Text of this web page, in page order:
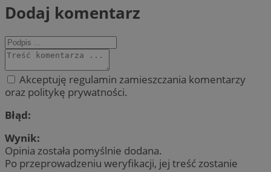
Dodaj komentarz
Akceptuję regulamin zamieszczania komentarzy
oraz politykę prywatności.
Błąd:
Wynik:
Opinia została pomyślnie dodana.
Po przeprowadzeniu weryfikacji, jej treść zostanie